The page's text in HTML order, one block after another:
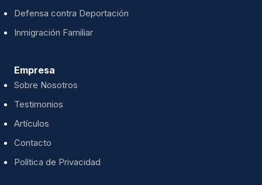
Defensa contra Deportación
Inmigración Familiar
Empresa
Sobre Nosotros
Testimonios
Artículos
Contacto
Política de Privacidad